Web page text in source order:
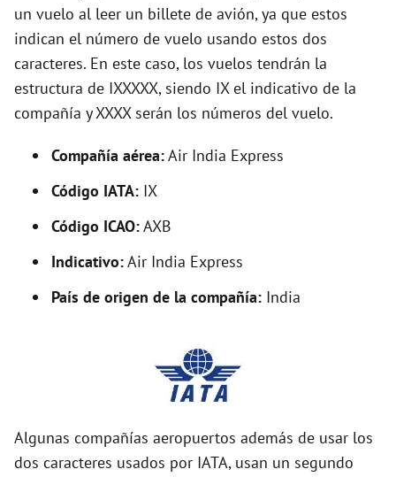
un vuelo al leer un billete de avión, ya que estos
indican el número de vuelo usando estos dos
caracteres. En este caso, los vuelos tendrán la
estructura de IXXXXX, siendo IX el indicativo de la
compañía y XXXX serán los números del vuelo.
Compañía aérea:Air India Express
Código IATA: IX
Código ICAO:AXB
Indicativo:Air India Express
País de origen de la compañía: India
Algunas compañías aeropuertos además de usar los
dos caracteres usados por IATA, usan un segundo